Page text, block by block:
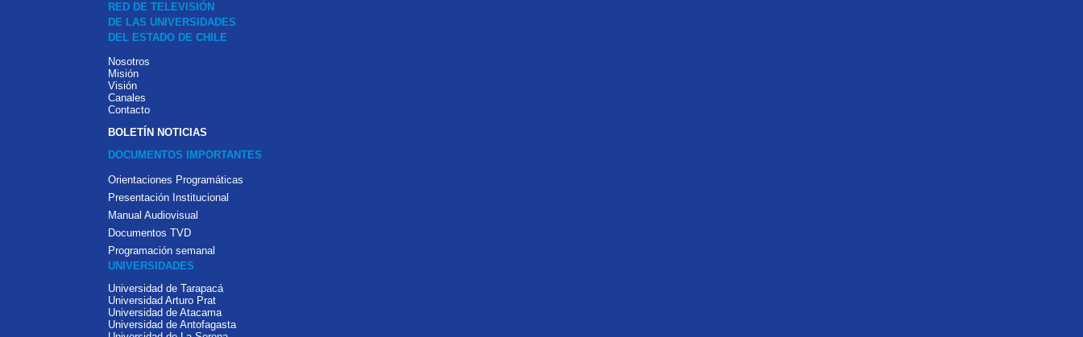
RED DE TELEVISIÓN
DE LAS UNIVERSIDADES
DEL ESTADO DE CHILE
Nosotros
Misión
Visión
Canales
Contacto
BOLETÍN NOTICIAS
DOCUMENTOS IMPORTANTES
Orientaciones Programáticas
Presentación Institucional
Manual Audiovisual
Documentos TVD
Programación semanal
UNIVERSIDADES
Universidad de Tarapacá
Universidad Arturo Prat
Universidad de Atacama
Universidad de Antofagasta